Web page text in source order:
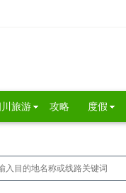
旅游 攻略 度假